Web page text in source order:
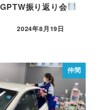
GPTW振り返り会
2024年8月19日
仲間